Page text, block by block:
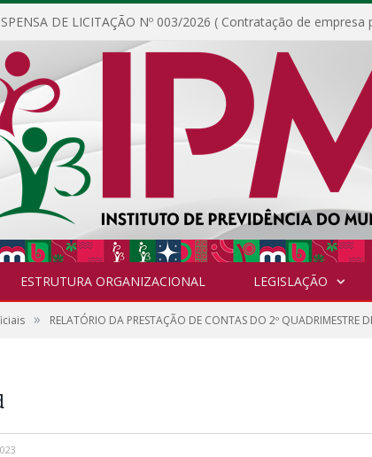
ESTRUTURA ORGANIZACIONAL LEGISLAÇÃO
» RELATÓRIO DA PRESTAÇÃO DE CONTAS DO 2º QUADRIMESTRE